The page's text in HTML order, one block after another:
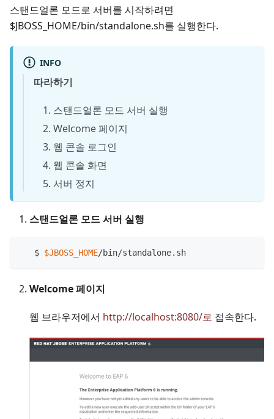
스탠드얼론 모드로 서버를 시작하려면
$JBOSS_HOME/bin/standalone.sh를 실행한다.
INFO
따라하기
스탠드얼론 모드 서버 실행
Welcome 페이지
웹 콘솔 로그인
웹 콘솔 화면
서버 정지
스탠드얼론 모드 서버 실행
   $
$JBOSS_HOME/bin/standalone.sh
Welcome 페이지
웹 브라우저에서 http://localhost:8080/로 접속한다.